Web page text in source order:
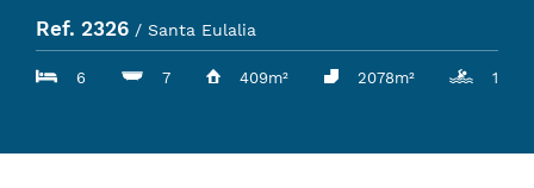
Ref. 2326 / Santa Eulalia
6 7 409m² 2078m² 1